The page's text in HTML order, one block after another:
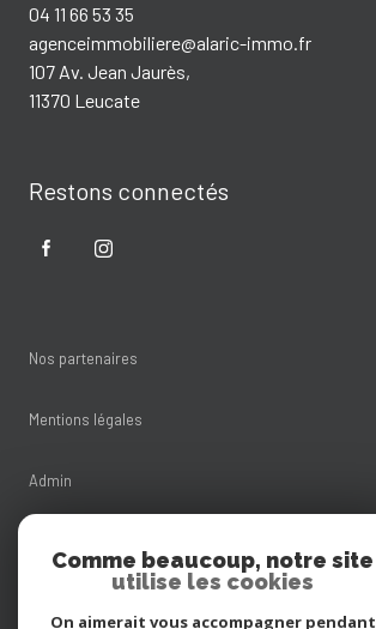
04 11 66 53 35
agenceimmobiliere@alaric-immo.fr
107 Av. Jean Jaurès,
11370 Leucate
Restons connectés
Nos partenaires
Mentions légales
Admin
Comme beaucoup, notre site
utilise les cookies
On aimerait vous accompagner pendant